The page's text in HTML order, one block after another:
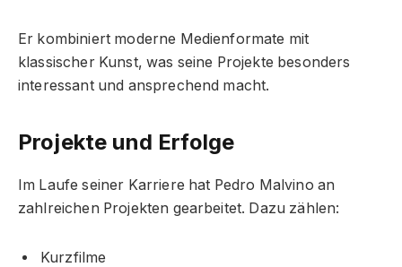
Er kombiniert moderne Medienformate mit
klassischer Kunst, was seine Projekte besonders
interessant und ansprechend macht.
Projekte und Erfolge
Im Laufe seiner Karriere hat Pedro Malvino an
zahlreichen Projekten gearbeitet. Dazu zählen:
Kurzfilme